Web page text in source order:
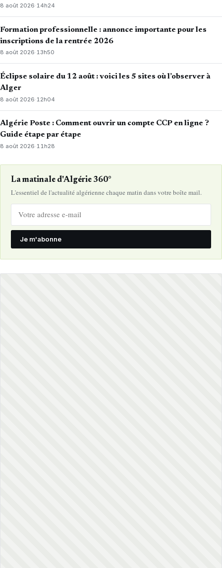
8 août 2026·14h24
Formation professionnelle : annonce importante pour les
inscriptions de la rentrée 2026
8 août 2026·13h50
Éclipse solaire du 12 août : voici les 5 sites où l’observer à
Alger
8 août 2026·12h04
Algérie Poste : Comment ouvrir un compte CCP en ligne ?
Guide étape par étape
8 août 2026·11h28
La matinale d'Algérie 360°
L'essentiel de l'actualité algérienne chaque matin dans votre boîte mail.
Je m'abonne